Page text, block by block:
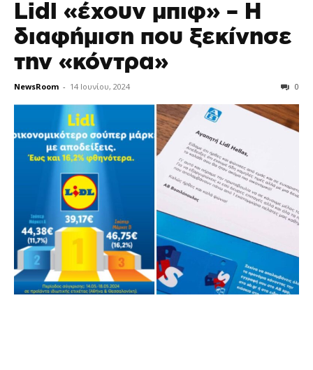
Lidl «έχουν μπιφ» – Η
διαφήμιση που ξεκίνησε
την «κόντρα»
NewsRoom - 14 Ιουνίου, 2024 0